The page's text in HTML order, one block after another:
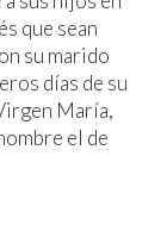
que sean
su marido
días de su
María,
el de